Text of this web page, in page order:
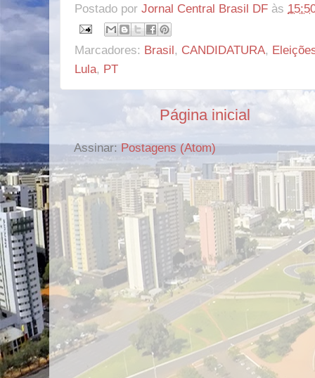
Postado por Jornal Central Brasil DF às
Marcadores: Brasil, CANDIDATURA,
Lula, PT
Página inicial
Assinar:Postagens (Atom)